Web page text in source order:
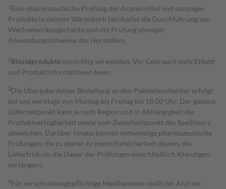
1 Eine pharmazeutische Prüfung der Arzneimittel und sonstigen
Produkte in deinem Warenkorb beinhaltet die Durchführung von
Wechselwirkungschecks und die Prüfung etwaiger
Anwendungshinweise des Herstellers.
2Biozidproduktevorsichtig verwenden. Vor Gebrauch stets Etikett
und Produktinformationen lesen.
3Die Übergabe deiner Bestellung an den Paketdienstleister erfolgt
bei uns werktags von Montag bis Freitag bis 18:00 Uhr. Der genaue
Lieferzeitpunkt kann je nach Region und in Abhängigkeit der
Produktverfügbarkeit sowie vom Zustellzeitpunkt des Spediteurs
abweichen. Darüber hinaus können notwendige pharmazeutische
Prüfungen, die zu deiner Arzneimittelsicherheit dienen, die
Lieferfrist um die Dauer der Prüfungen einschließlich Klärungen
verlängern.
4Für verschreibungspflichtige Medikamente stellt der Arzt ein